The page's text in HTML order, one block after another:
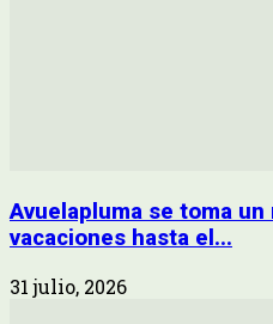
Avuelapluma se toma
vacaciones hasta el...
31 julio, 2026